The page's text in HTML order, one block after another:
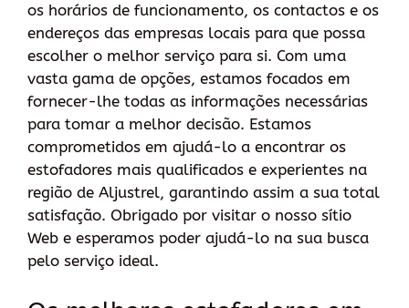
os horários de funcionamento, os contactos e os
endereços das empresas locais para que possa
escolher o melhor serviço para si. Com uma
vasta gama de opções, estamos focados em
fornecer-lhe todas as informações necessárias
para tomar a melhor decisão. Estamos
comprometidos em ajudá-lo a encontrar os
estofadores mais qualificados e experientes na
região de Aljustrel, garantindo assim a sua total
satisfação. Obrigado por visitar o nosso sítio
Web e esperamos poder ajudá-lo na sua busca
pelo serviço ideal.